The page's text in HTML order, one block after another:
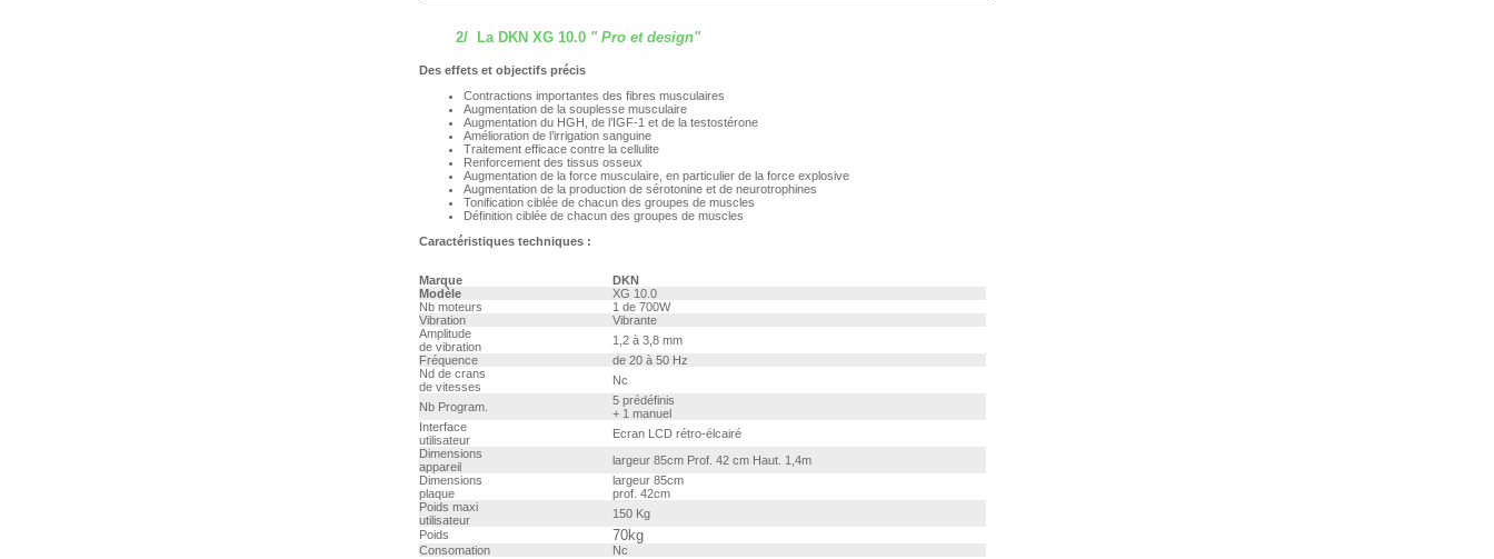
2/ La DKN XG 10.0 " Pro et design"
Des effets et objectifs précis
Contractions importantes des fibres musculaires
Augmentation de la souplesse musculaire
Augmentation du HGH, de l’IGF-1 et de la testostérone
Amélioration de l’irrigation sanguine
Traitement efficace contre la cellulite
Renforcement des tissus osseux
Augmentation de la force musculaire, en particulier de la force explosive
Augmentation de la production de sérotonine et de neurotrophines
Tonification ciblée de chacun des groupes de muscles
Définition ciblée de chacun des groupes de muscles
Caractéristiques techniques :
Marque
DKN
Modèle
XG 10.0
Nb moteurs
1 de 700W
Vibration
Vibrante
Amplitude
de vibration
1,2 à 3,8 mm
Fréquence
de 20 à 50 Hz
Nd de crans
de vitesses
Nc
Nb Program.
5 prédéfinis
+ 1 manuel
Interface
utilisateur
Ecran LCD rétro-élcairé
Dimensions
appareil
largeur 85cm Prof. 42 cm Haut. 1,4m
Dimensions
plaque
largeur 85cm
prof. 42cm
Poids maxi
utilisateur
150 Kg
Poids
70kg
Consomation
Nc